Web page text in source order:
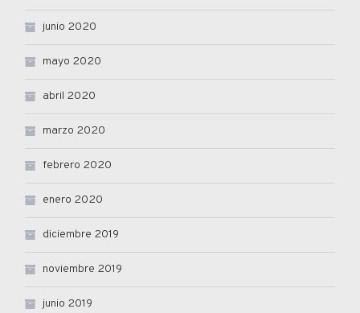
junio 2020
mayo 2020
abril 2020
marzo 2020
febrero 2020
enero 2020
diciembre 2019
noviembre 2019
junio 2019